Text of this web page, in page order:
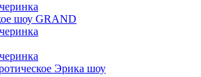
шоу GRAND
Эрика шоу